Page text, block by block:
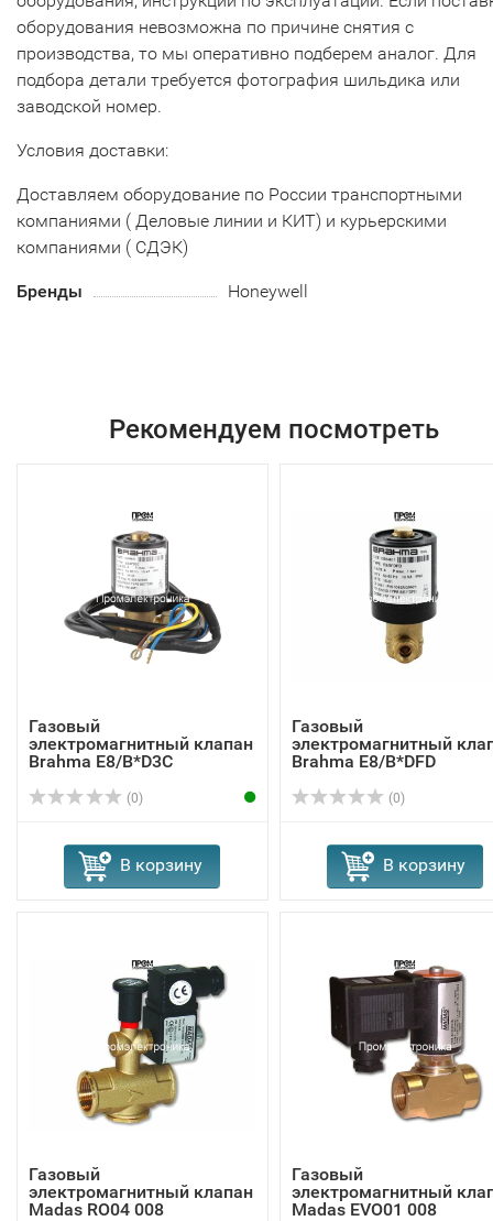
оборудования невозможна по причине снятия с
производства, то мы оперативно подберем аналог. Для
подбора детали требуется фотография шильдика или
заводской номер.
Условия доставки:
Доставляем оборудование по России транспортными
компаниями ( Деловые линии и КИТ) и курьерскими
компаниями ( СДЭК)
Бренды Honeywell
Рекомендуем посмотреть
Газовый
электромагнитный клапан
Brahma E8/B*D3C
(0)
В корзину
Газовый
электромагнитный
Brahma Е8/B*DFD
(0)
В корзину
Газовый
электромагнитный клапан
Madas RO04 008
Газовый
электромагнитный
Madas EVО01 008